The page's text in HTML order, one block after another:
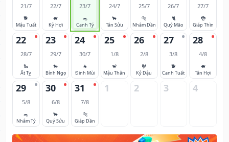
21/7
🐕
Mậu Tuất
22/7
🐖
Kỷ Hợi
23/7
🐀
Canh Tý
24/7
🐂
Tân Sửu
25/7
🐅
Nhâm Dần
26/7
🐈
Quý Mão
27/7
🐉
Giáp Thìn
22
28/7
🐍
Ất Tỵ
23
29/7
🐎
Bính Ngọ
24
30/7
🐐
Đinh Mùi
25
1/8
🐒
Mậu Thân
26
2/8
🐓
Kỷ Dậu
27
3/8
🐕
Canh Tuất
28
4/8
🐖
Tân Hợi
29
5/8
🐀
Nhâm Tý
30
6/8
🐂
Quý Sửu
31
7/8
🐅
Giáp Dần
1 2 3 4